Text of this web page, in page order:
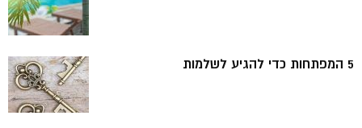
5 המפתחות כדי להגיע לשלמות